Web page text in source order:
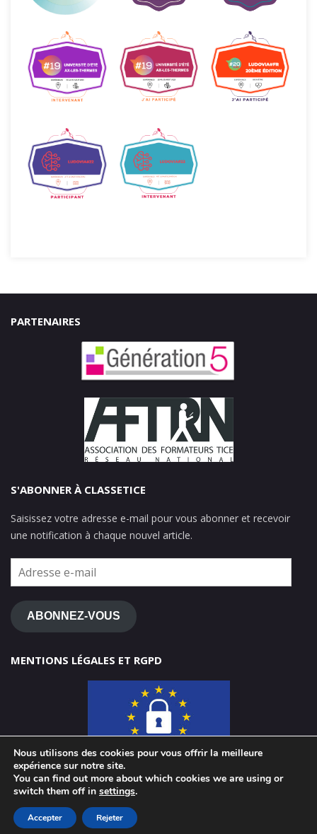
PARTENAIRES
S'ABONNER À CLASSETICE
Saisissez votre adresse e-mail pour vous abonner et recevoir
une notification à chaque nouvel article.
Adresse
mail
ABONNEZ-VOUS
MENTIONS LÉGALES ET RGPD
© 2026 ClasseTICE 1d
Powered by WordPress
Nous utilisons des cookies pour vous offrir la meilleure
expérience sur notre site.
You can find out more about which cookies we are using or
switch them off in settings.
Accepter Rejeter